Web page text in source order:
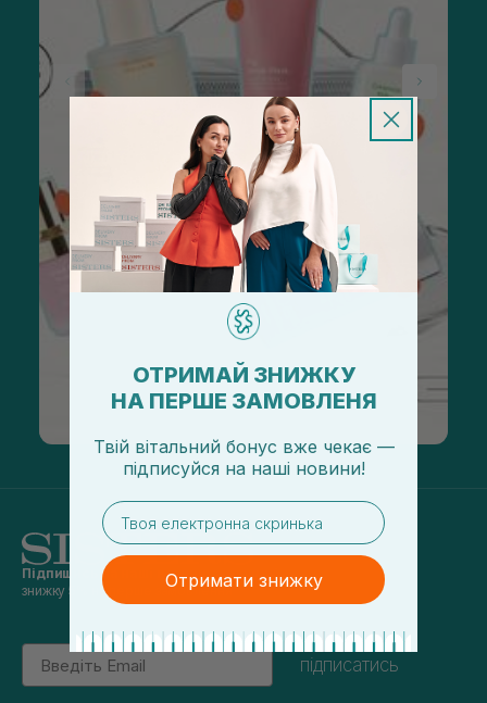
Підпишись на наші новинита отримуй
знижку 5% на перше замовлення
Email
підписатись
ОТРИМАЙ ЗНИЖКУ
НА ПЕРШЕ ЗАМОВЛЕНЯ
Твій вітальний бонус вже чекає —
підписуйся на наші новини!
email
Отримати знижку